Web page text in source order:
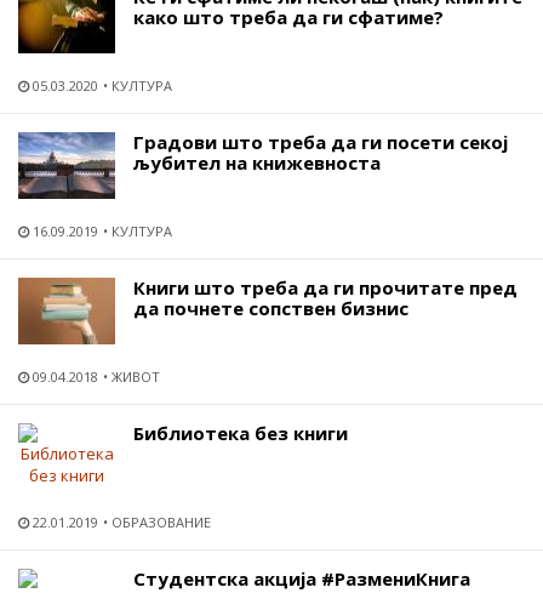
како што треба да ги сфатиме?
05.03.2020 КУЛТУРА
Градови што треба да ги посети секој
љубител на книжевноста
16.09.2019 КУЛТУРА
Книги што треба да ги прочитате пред
да почнете сопствен бизнис
09.04.2018 ЖИВОТ
Библиотека без книги
22.01.2019 ОБРАЗОВАНИЕ
Студентска акција #РазмениКнига